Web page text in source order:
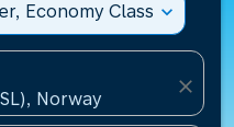
Economy Class expand_more
Norway
close